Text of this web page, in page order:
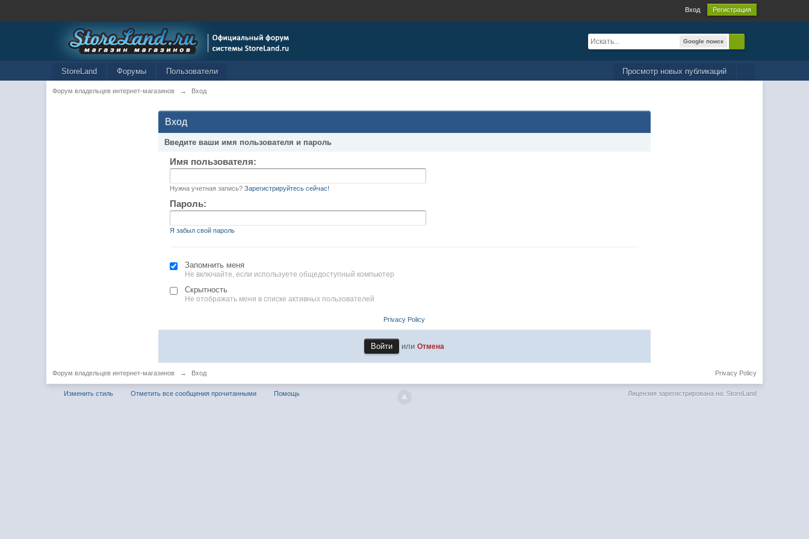
Вход Регистрация
Google поиск
Просмотр новых публикаций
StoreLand Форумы Пользователи
Форум владельцев интернет-магазинов → Вход
Вход
Введите ваши имя пользователя и пароль
Имя пользователя:
Нужна учетная запись? Зарегистрируйтесь сейчас!
Пароль:
Я забыл свой пароль
Запомнить меня
Не включайте, если используете общедоступный компьютер
Скрытность
Не отображать меня в списке активных пользователей
Privacy Policy
илиОтмена
Форум владельцев интернет-магазинов → Вход Privacy Policy
Изменить стиль Отметить все сообщения прочитанными Помощь Лицензия зарегистрирована на: StoreLand